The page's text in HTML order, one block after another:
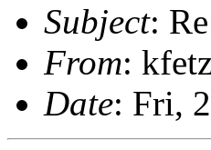
Subject:
From:
Date: Fri,